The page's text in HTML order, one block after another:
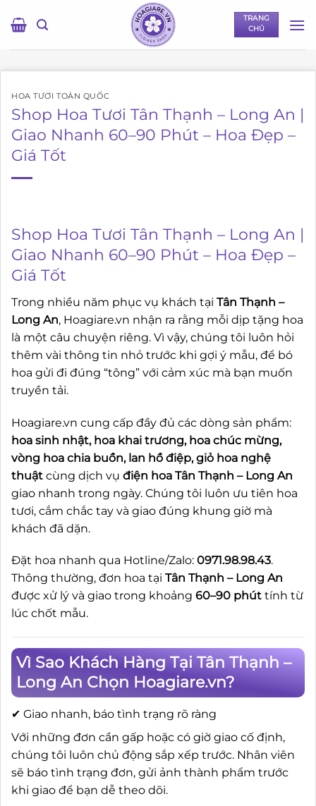
qua
TRANG
CHỦ
HOA TƯƠI TOÀN QUỐC
Shop Hoa Tươi Tân Thạnh – Long An |
Giao Nhanh 60–90 Phút – Hoa Đẹp –
Giá Tốt
Shop Hoa Tươi Tân Thạnh – Long An |
Giao Nhanh 60–90 Phút – Hoa Đẹp –
Giá Tốt
Trong nhiều năm phục vụ khách tại Tân Thạnh –
Long An, Hoagiare.vn nhận ra rằng mỗi dịp tặng hoa
là một câu chuyện riêng. Vì vậy, chúng tôi luôn hỏi
thêm vài thông tin nhỏ trước khi gợi ý mẫu, để bó
hoa gửi đi đúng “tông” với cảm xúc mà bạn muốn
truyền tải.
Hoagiare.vn cung cấp đầy đủ các dòng sản phẩm:
hoa sinh nhật, hoa khai trương, hoa chúc mừng,
vòng hoa chia buồn, lan hồ điệp, giỏ hoa nghệ
thuật cùng dịch vụ điện hoa Tân Thạnh – Long An
giao nhanh trong ngày. Chúng tôi luôn ưu tiên hoa
tươi, cắm chắc tay và giao đúng khung giờ mà
khách đã dặn.
Đặt hoa nhanh qua Hotline/Zalo: 0971.98.98.43.
Thông thường, đơn hoa tại Tân Thạnh – Long An
được xử lý và giao trong khoảng 60–90 phút tính từ
lúc chốt mẫu.
Vì Sao Khách Hàng Tại Tân Thạnh –
Long An Chọn Hoagiare.vn?
✔ Giao nhanh, báo tình trạng rõ ràng
Với những đơn cần gấp hoặc có giờ giao cố định,
chúng tôi luôn chủ động sắp xếp trước. Nhân viên
sẽ báo tình trạng đơn, gửi ảnh thành phẩm trước
khi giao để bạn dễ theo dõi.